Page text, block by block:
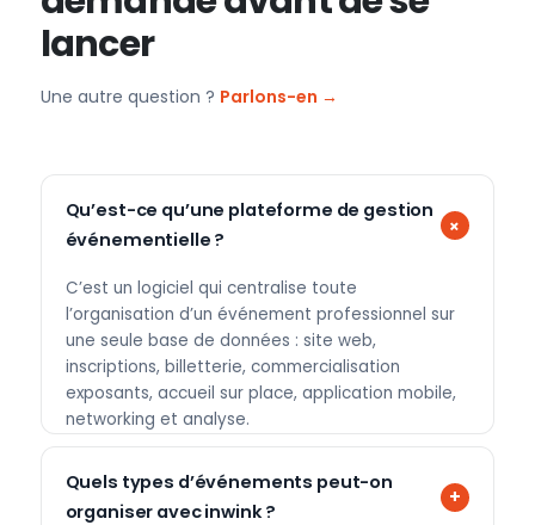
lancer
Une autre question ? Parlons-en →
Qu’est-ce qu’une plateforme de gestion
événementielle ?
C’est un logiciel qui centralise toute
l’organisation d’un événement professionnel sur
une seule base de données : site web,
inscriptions, billetterie, commercialisation
exposants, accueil sur place, application mobile,
networking et analyse.
Quels types d’événements peut-on
organiser avec inwink ?